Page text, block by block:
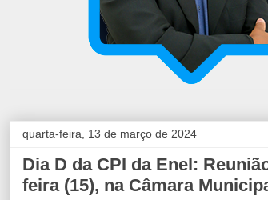
quarta-feira, 13 de março de 2024
Dia D da CPI da Enel:
feira (15), na Câmara